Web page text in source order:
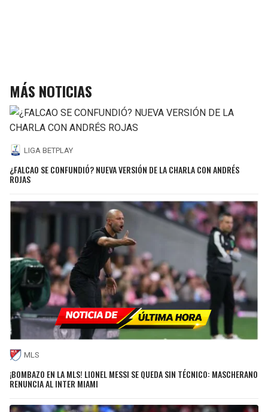
MÁS NOTICIAS
LIGA BETPLAY
¿FALCAO SE CONFUNDIÓ? NUEVA VERSIÓN DE LA CHARLA CON ANDRÉS
ROJAS
MLS
¡BOMBAZO EN LA MLS! LIONEL MESSI SE QUEDA SIN TÉCNICO: MASCHERANO
RENUNCIA AL INTER MIAMI